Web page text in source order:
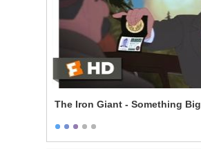
The Iron Giant - Something Big